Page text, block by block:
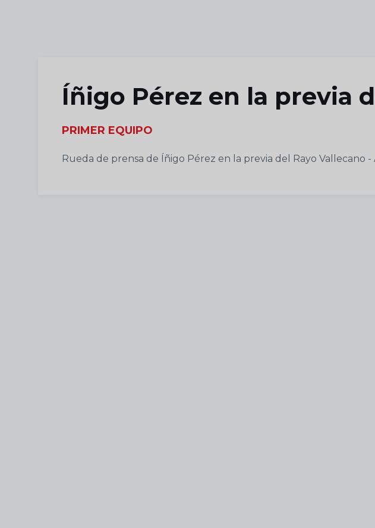
Íñigo Pérez en la previa
PRIMER EQUIPO
Rueda de prensa de Íñigo Pérez en la previa del Rayo